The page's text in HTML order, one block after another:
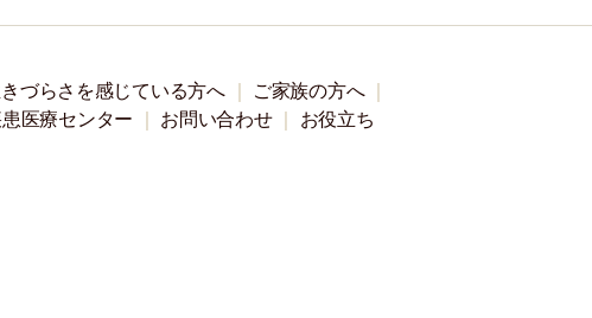
づらさを感じている方へ
ご家族の方へ
医療センター お問い合わせ
お役立ち